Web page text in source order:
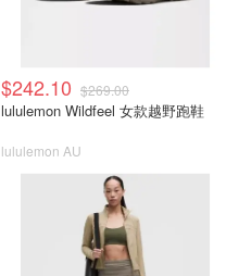
$242.10 $269.00
lululemon Wildfeel 女款越野跑鞋
lululemon AU